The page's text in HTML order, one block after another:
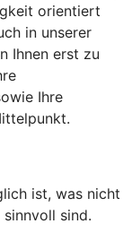
orientiert
in unserer
Ihnen erst zu
Ihre
ist, was nicht
sind.